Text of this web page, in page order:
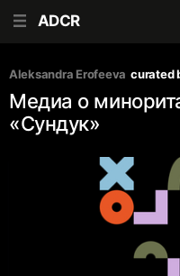
ADCR
Aleksandra Erofeeva curated
Медиа о
«Сундук»